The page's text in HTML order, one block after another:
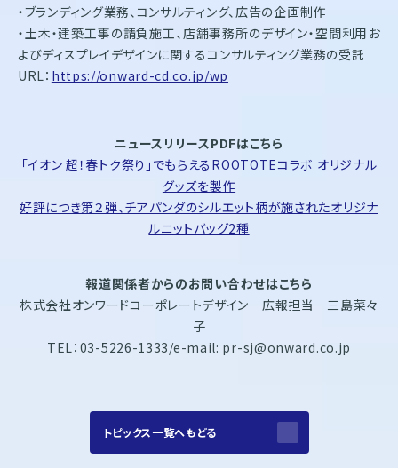
・ブランディング業務、コンサルティング、広告の企画制作
・土木・建築工事の請負施工、店舗事務所のデザイン・空間利用お
よびディスプレイデザインに関するコンサルティング業務の受託
URL： https://onward-cd.co.jp/wp
ニュースリリースPDFはこちら
「イオン 超！春トク祭り」でもらえるROOTOTEコラボ オリジナル
グッズを製作
好評につき第２弾、チアパンダのシルエット柄が施されたオリジナ
ルニットバッグ2種
報道関係者からのお問い合わせはこちら
株式会社オンワードコーポレートデザイン 広報担当 三島菜々
子
TEL：03-5226-1333/e-mail: pr-sj@onward.co.jp
トピックス一覧へもどる